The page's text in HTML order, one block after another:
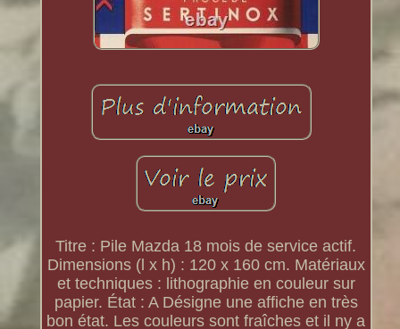
Titre : Pile Mazda 18 mois de service actif.
Dimensions (l x h) : 120 x 160 cm. Matériaux
et techniques : lithographie en couleur sur
papier. État : A Désigne une affiche en très
bon état. Les couleurs sont fraîches et il ny a